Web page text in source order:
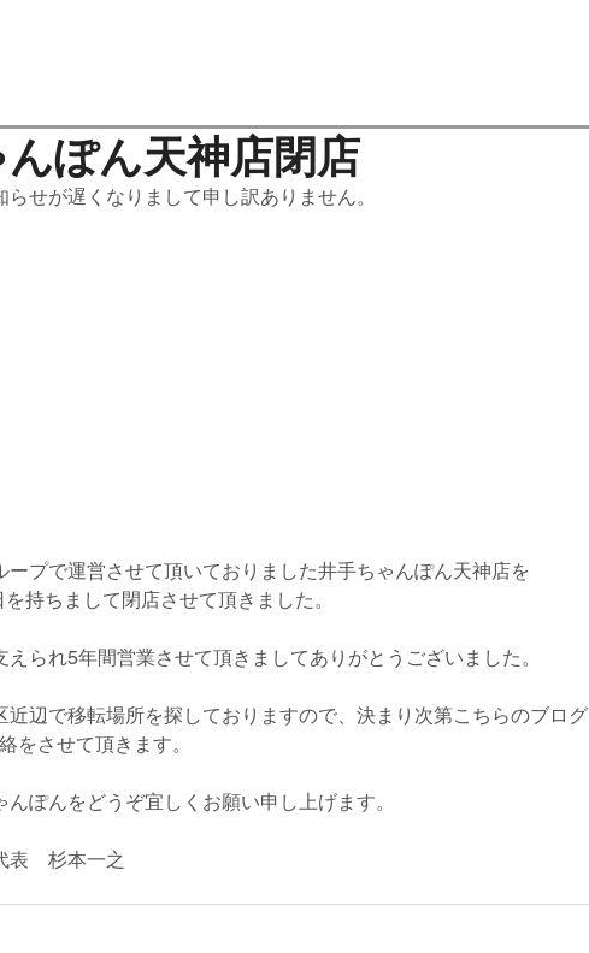
ぽん天神店閉店
らせが遅くなりまして申し訳ありません。
ープで運営させて頂いておりました井手ちゃんぽん天神店を
持ちまして閉店させて頂きました。
えられ5年間営業させて頂きましてありがとうございました。
近辺で移転場所を探しておりますので、決まり次第こちらのブログ
をさせて頂きます。
ぽんをどうぞ宜しくお願い申し上げます。
表　杉本一之